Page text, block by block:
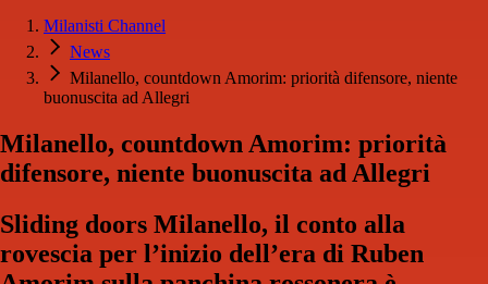
Milanisti Channel
News
Milanello, countdown Amorim: priorità difensore, niente
buonuscita ad Allegri
Milanello, countdown Amorim: priorità
difensore, niente buonuscita ad Allegri
Sliding doors Milanello, il conto alla
rovescia per l’inizio dell’era di Ruben